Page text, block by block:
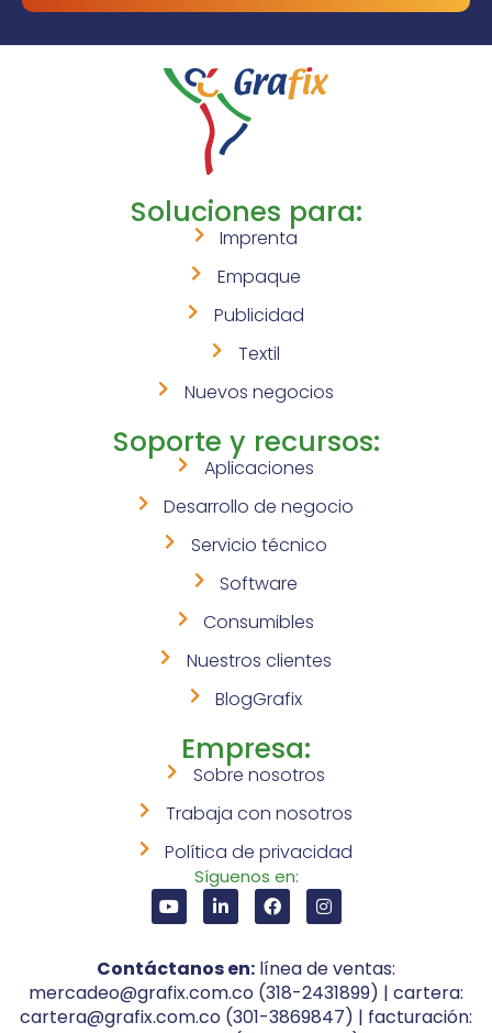
Soluciones para:
Imprenta
Empaque
Publicidad
Textil
Nuevos negocios
Soporte y recursos:
Aplicaciones
Desarrollo de negocio
Servicio técnico
Software
Consumibles
Nuestros clientes
BlogGrafix
Empresa:
Sobre nosotros
Trabaja con nosotros
Política de privacidad
Síguenos en:
Contáctanos en: línea de ventas:
mercadeo@grafix.com.co (318-2431899) | cartera:
cartera@grafix.com.co (301-3869847) | facturación: